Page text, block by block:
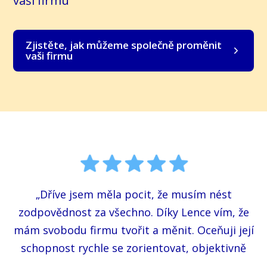
Zjistěte, jak můžeme společně proměnit
vaši firmu
„Dříve jsem měla pocit, že musím nést
zodpovědnost za všechno. Díky Lence vím, že
mám svobodu firmu tvořit a měnit. Oceňuji její
schopnost rychle se zorientovat, objektivně